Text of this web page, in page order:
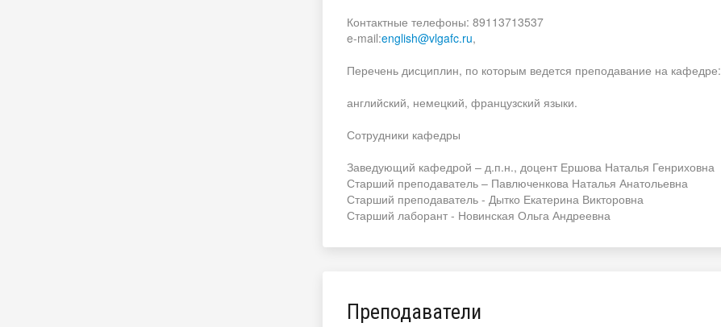
Контактные телефоны: 89113713537
e-mail:english@vlgafc.ru,
Перечень дисциплин, по которым ведется преподавание на кафедре:
английский, немецкий, французский языки.
Сотрудники кафедры
Заведующий кафедрой – д.п.н., доцент Ершова Наталья Генриховна
Старший преподаватель – Павлюченкова Наталья Анатольевна
Старший преподаватель - Дытко Екатерина Викторовна
Старший лаборант - Новинская Ольга Андреевна
Преподаватели